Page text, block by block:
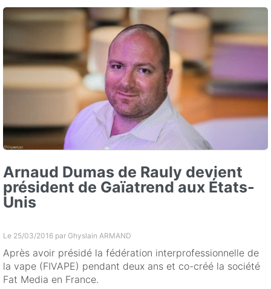
Arnaud Dumas de Rauly devient
président de Gaïatrend aux États-
Unis
Le 25/03/2016 par Ghyslain ARMAND
Après avoir présidé la fédération interprofessionnelle de
la vape (FIVAPE) pendant deux ans et co-créé la société
Fat Media en France.